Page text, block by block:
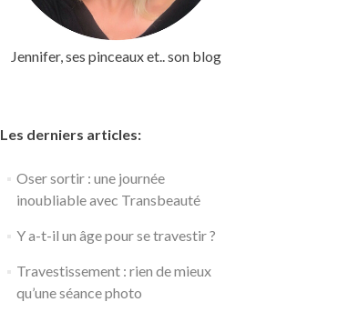
Jennifer, ses pinceaux et.. son blog
Les derniers articles:
Oser sortir : une journée
inoubliable avec Transbeauté
Y a-t-il un âge pour se travestir ?
Travestissement : rien de mieux
qu’une séance photo